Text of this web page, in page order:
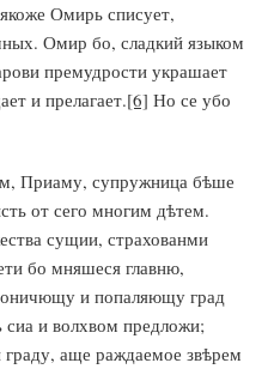
Омирь списует,
Омир бо, сладкий языком
премудрости украшает
и прелагает.[6] Но се убо
Приаму, супружница бѣше
от сего многим дѣтем.
сущии, страхованми
бо мняшеся главню,
и попаляющу град
и волхвом предложи;
граду, аще раждаемое звѣрем